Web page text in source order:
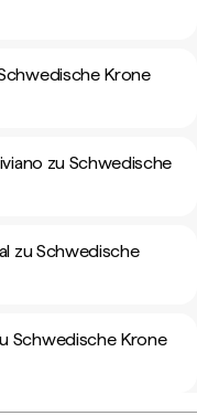
Krone
zu Schwedische
zu Schwedische
Schwedische Krone